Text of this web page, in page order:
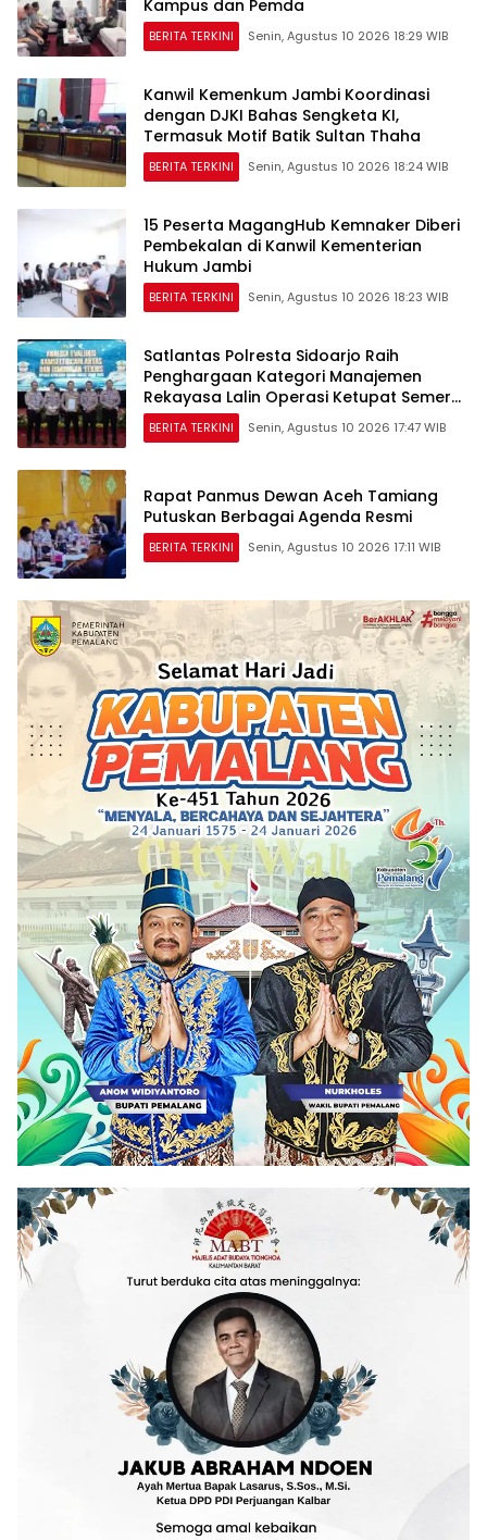
Kampus dan Pemda
BERITA TERKINI Senin, Agustus 10 2026 18:29 WIB
Kanwil Kemenkum Jambi Koordinasi
dengan DJKI Bahas Sengketa KI,
Termasuk Motif Batik Sultan Thaha
BERITA TERKINI Senin, Agustus 10 2026 18:24 WIB
15 Peserta MagangHub Kemnaker Diberi
Pembekalan di Kanwil Kementerian
Hukum Jambi
BERITA TERKINI Senin, Agustus 10 2026 18:23 WIB
Satlantas Polresta Sidoarjo Raih
Penghargaan Kategori Manajemen
Rekayasa Lalin Operasi Ketupat Semeru
2026
BERITA TERKINI Senin, Agustus 10 2026 17:47 WIB
Rapat Panmus Dewan Aceh Tamiang
Putuskan Berbagai Agenda Resmi
BERITA TERKINI Senin, Agustus 10 2026 17:11 WIB